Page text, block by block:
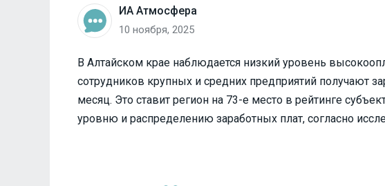
ИА Атмосфера
10 ноября, 2025
В Алтайском крае наблюдается низкий уровень
сотрудников крупных и средних предприятий получают
месяц. Это ставит регион на 73-е место в рейтинге
уровню и распределению заработных плат, согласно